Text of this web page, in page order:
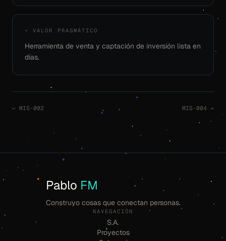
⚡ VALOR PRAGMÁTICO
Herramienta de venta y captación de inversión lista en
días.
← MIS-002 MIS-004 →
Pablo FM
Construyo cosas que conectan personas.
NAVEGACIÓN
S.A.
Proyectos